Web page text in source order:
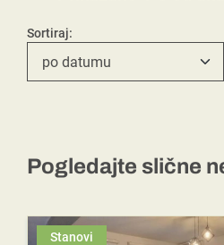
Sortiraj:
po datumu
Pogledajte slične
Stanovi